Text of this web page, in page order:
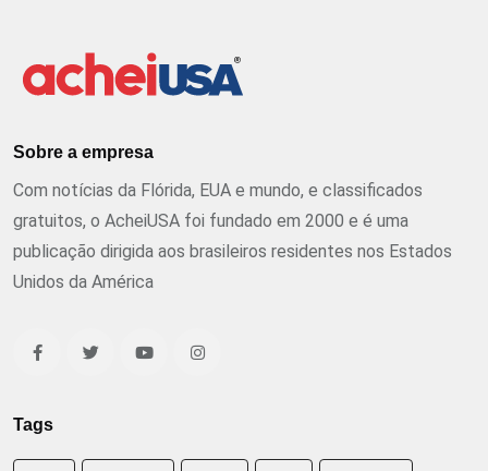
Sobre a empresa
Com notícias da Flórida, EUA e mundo, e classificados
gratuitos, o AcheiUSA foi fundado em 2000 e é uma
publicação dirigida aos brasileiros residentes nos Estados
Unidos da América
Tags